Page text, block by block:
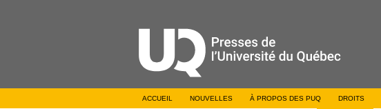
ACCUEIL NOUVELLES À PROPOS DES PUQ DROITS